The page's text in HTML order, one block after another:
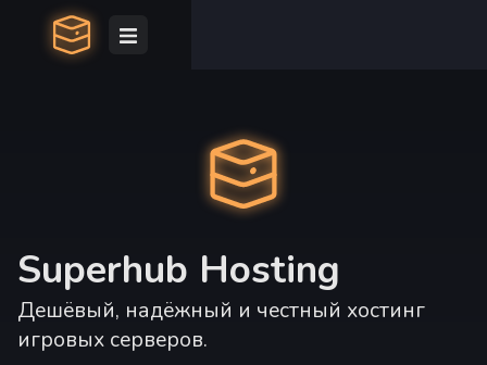
Superhub Hosting
Дешёвый, надёжный и честный хостинг
игровых серверов.